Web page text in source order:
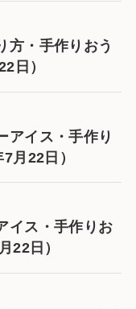
方・手作りおう
日）
アイス・手作り
月22日）
イス・手作りお
22日）